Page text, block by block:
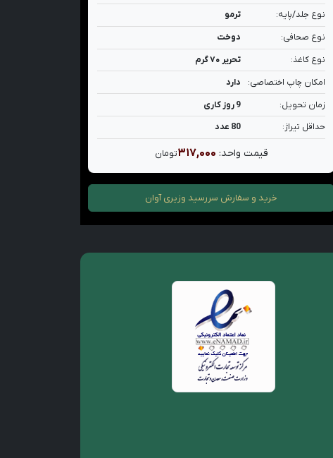
نوع جلد/پایه:
ترمو
نوع صحافی:
دوخت
نوع کاغذ:
تحریر ۷۰ گرم
امکان چاپ اختصاصی:
دارد
زمان تحویل:
9 روز کاری
حداقل تیراژ:
80 عدد
قیمت واحد: ۳۱۷,۰۰۰تومان
خرید و سفارش سررسید وزیری آوان